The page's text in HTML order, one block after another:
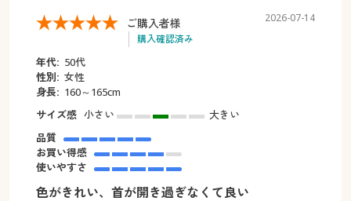
ご購入者様
購入確認済み
2026-07-14
年代: 50代
性別: 女性
身長: 160～165cm
サイズ感 小さい
大きい
品質
お買い得感
使いやすさ
色がきれい、首が開き過ぎなくて良い